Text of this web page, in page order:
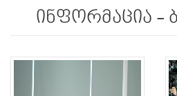
ინფორმაცია -